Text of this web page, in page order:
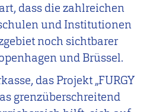
dass die zahlreichen
und Institutionen
noch sichtbarer
und Brüssel.
das Projekt „FURGY
grenzüberschreitend